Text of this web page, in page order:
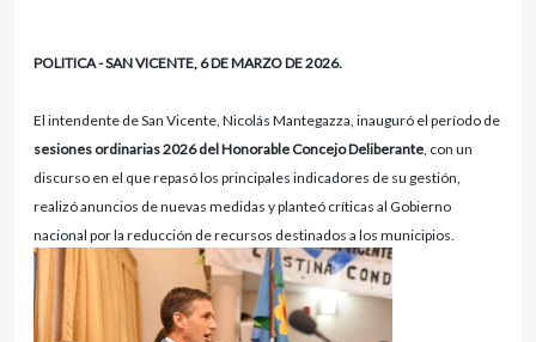
POLITICA - SAN VICENTE, 6 DE MARZO DE 2026.
El intendente de San Vicente, Nicolás Mantegazza, inauguró el período de
sesiones ordinarias 2026 del Honorable Concejo Deliberante, con un
discurso en el que repasó los principales indicadores de su gestión,
realizó anuncios de nuevas medidas y planteó críticas al Gobierno
nacional por la reducción de recursos destinados a los municipios.